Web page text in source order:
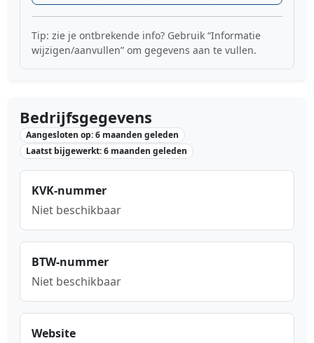
Tip: zie je ontbrekende info? Gebruik “Informatie
wijzigen/aanvullen” om gegevens aan te vullen.
Bedrijfsgegevens
Aangesloten op: 6 maanden geleden
Laatst bijgewerkt: 6 maanden geleden
KVK-nummer
Niet beschikbaar
BTW-nummer
Niet beschikbaar
Website